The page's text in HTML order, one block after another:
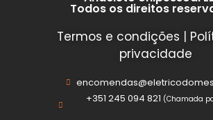
Todos os direitos
Termos e condições |
privacidade
+351 245 094 821 (Chamada